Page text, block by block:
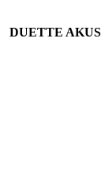
DUETTE